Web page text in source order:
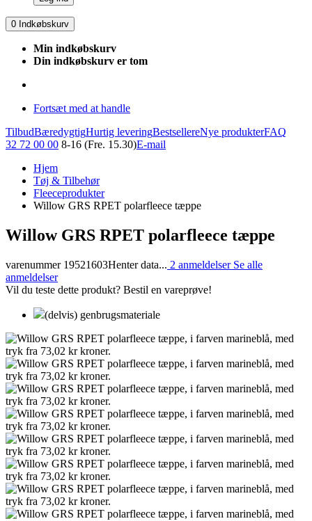
0 Indkøbskurv
Min indkøbskurv
Din indkøbskurv er tom
Fortsæt med at handle
TilbudBæredygtigHurtig leveringBestsellereNye produkterFAQ
32 72 00 00 8-16 (Fre. 15.30)E-mail
Hjem
Tøj & Tilbehør
Fleeceprodukter
Willow GRS RPET polarfleece tæppe
Willow GRS RPET polarfleece tæppe
varenummer 19521603Henter data... 2 anmeldelser Se alle
anmeldelser
Vil du teste dette produkt? Bestil en vareprøve!
(delvis) genbrugsmateriale